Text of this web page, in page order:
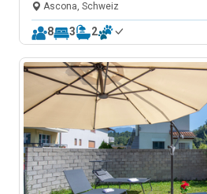
Ascona, Schweiz
8 3 2